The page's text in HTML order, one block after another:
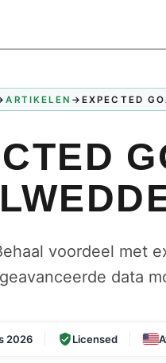
ARTIKELEN →EXPECTED
voordeel met
data
2026 Licensed